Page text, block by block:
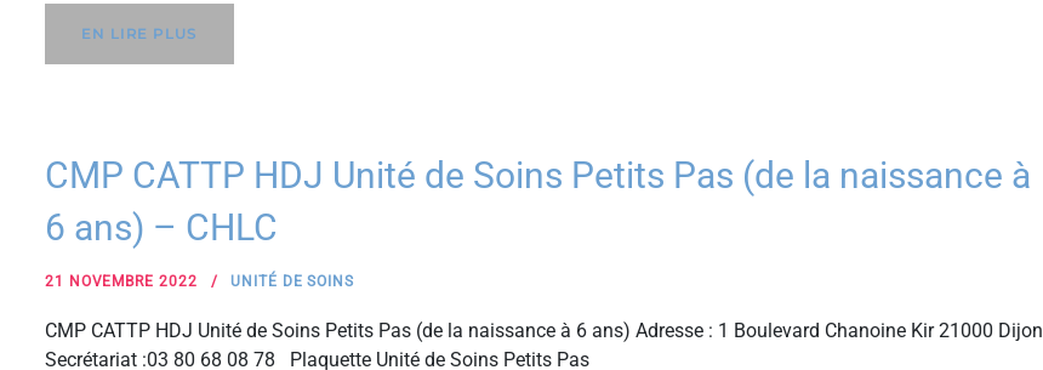
EN LIRE PLUS
CMP CATTP HDJ Unité de Soins Petits Pas (de la naissance à
6 ans) – CHLC
21 NOVEMBRE 2022 UNITÉ DE SOINS
CMP CATTP HDJ Unité de Soins Petits Pas (de la naissance à 6 ans) Adresse : 1 Boulevard Chanoine Kir 21000 Dijon
Secrétariat :03 80 68 08 78 Plaquette Unité de Soins Petits Pas